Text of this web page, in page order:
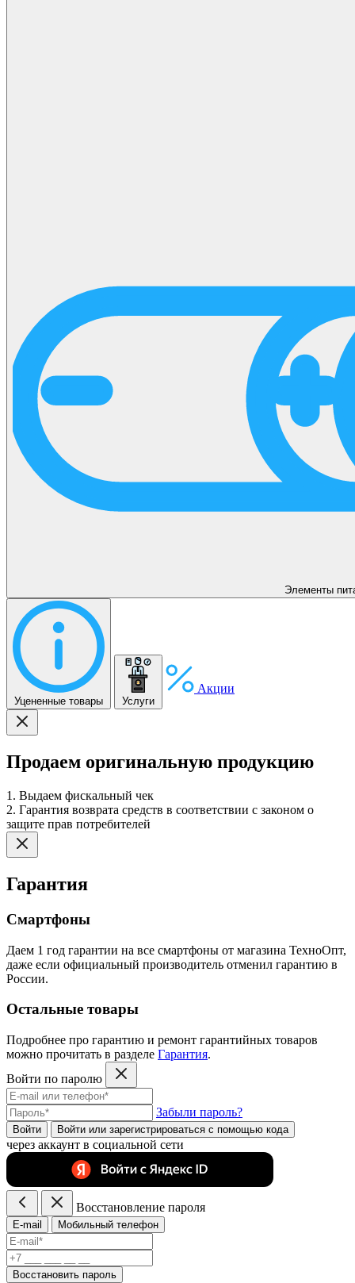
Элементы
Уцененные товары Услуги
Акции
Продаем оригинальную продукцию
1. Выдаем фискальный чек
2. Гарантия возврата средств в соответствии с законом о
защите прав потребителей
Гарантия
Смартфоны
Даем 1 год гарантии на все смартфоны от магазина ТехноОпт,
даже если официальный производитель отменил гарантию в
России.
Остальные товары
Подробнее про гарантию и ремонт гарантийных товаров
можно прочитать в разделе Гарантия.
Войти по паролю
Забыли пароль?
Войти Войти или зарегистрироватьcя с помощью кода
через аккаунт в социальной сети
Восстановление пароля
E-mail Мобильный телефон
Восстановить пароль